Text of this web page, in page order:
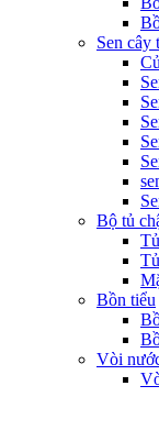
Sen cây
Bộ tủ
Bồn tiểu
Vòi